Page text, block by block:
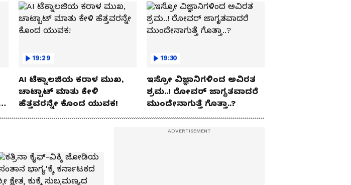
19:29
AI ಟೆಕ್ನಾಲಜಿಯ ಕರಾಳ ಮುಖ,
ಚಾಟ್ಬಾಟ್ ಮಾತು ಕೇಳಿ
ಹೆತ್ತವರನ್ನೇ ಕೊಂದ ಯುವಕ!
19:30
ಇಸ್ರೋ ವಿಜ್ಞಾನಿಗಳಿಂದ ಅವಿರತ
ಶ್ರಮ..! ರೋವರ್ ಜಾಗೃತವಾದರೆ
ಮುಂದೇನಾಗುತ್ತೆ ಗೊತ್ತಾ..?